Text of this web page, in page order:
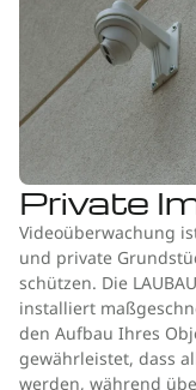
Private
Videoüberwachung
und private
schützen. Die
installiert
den Aufbau Ihres
gewährleistet, dass
werden, während